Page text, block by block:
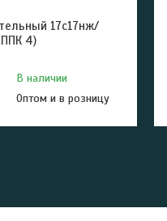
17с17нж/
4)
В наличии
Оптом и в розницу